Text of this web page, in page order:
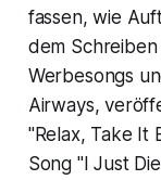
fassen, wie
dem Schreiben
Werbesongs
Airways,
"Relax, Take It
Song "I Just